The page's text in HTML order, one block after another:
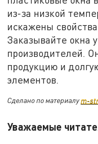
из-за низкой
искажены
Заказывайте окна
производителей.
продукцию и
элементов.
Сделано по материалуm-
Уважаемые